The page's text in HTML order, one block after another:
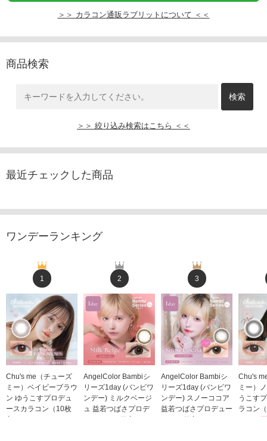
＞＞ カラコン通販ラブリットについて ＜＜
商品検索
＞＞ 絞り込み検索はこちら ＜＜
最近チェックした商品
ワンデーランキング
1
Chu's me（チューズ
ミー）ベイビーブラウ
ン ゆうこすプロデュ
ースカラコン（10枚
2
AngelColor Bambiシ
リーズ1day (バンビワ
ンデー) ミルクベージ
ュ 益若つばさプロデ
3
AngelColor Bambiシ
リーズ1day (バンビワ
ンデー) スノーココア
益若つばさプロデュー
Chu's
ミー）
うこす
ラコン